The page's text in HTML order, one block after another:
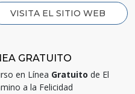
VISITA EL SITIO WEB
GRATUITO
en Línea Gratuito de El
a la Felicidad